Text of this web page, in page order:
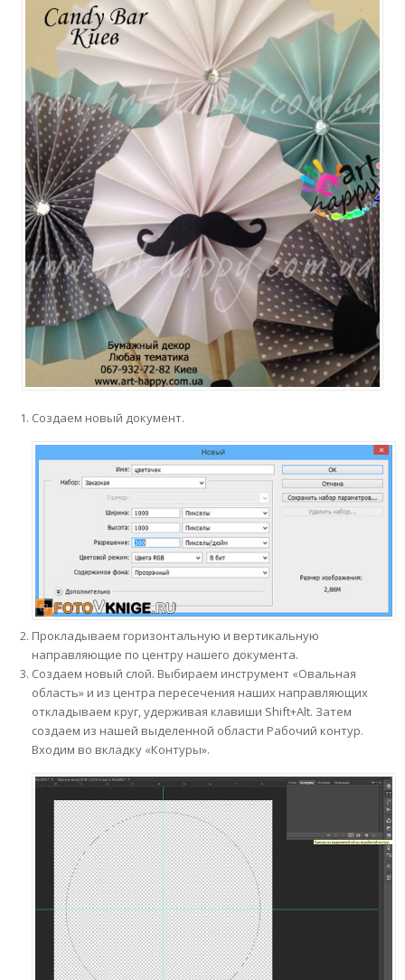
Создаем новый документ.
Прокладываем горизонтальную и вертикальную
направляющие по центру нашего документа.
Создаем новый слой. Выбираем инструмент «Овальная
область» и из центра пересечения наших направляющих
откладываем круг, удерживая клавиши Shift+Alt. Затем
создаем из нашей выделенной области Рабочий контур.
Входим во вкладку «Контуры».